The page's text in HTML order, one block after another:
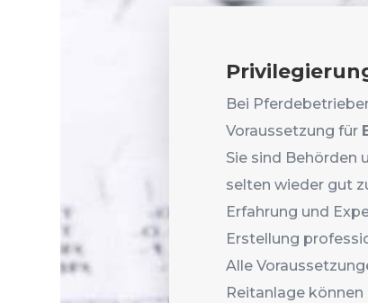
Bei
Voraussetzung für
Sie sind Behörden
selten wieder gut
Erfahrung und
Erstellung
Alle
Reitanlage